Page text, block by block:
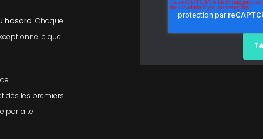
hasard. Chaque
que
dès les premiers
parfaite